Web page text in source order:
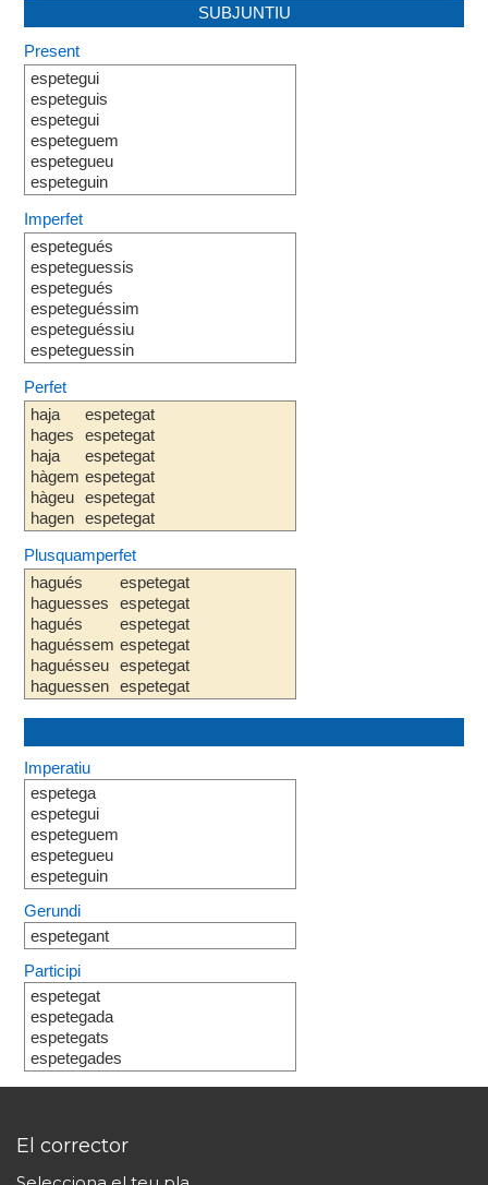
SUBJUNTIU
Present
espetegui
espeteguis
espetegui
espeteguem
espetegueu
espeteguin
Imperfet
espetegués
espeteguessis
espetegués
espeteguéssim
espeteguéssiu
espeteguessin
Perfet
haja
hages
haja
hàgem
hàgeu
hagen
espetegat
espetegat
espetegat
espetegat
espetegat
espetegat
Plusquamperfet
hagués
haguesses
hagués
haguéssem
haguésseu
haguessen
espetegat
espetegat
espetegat
espetegat
espetegat
espetegat
Imperatiu
espetega
espetegui
espeteguem
espetegueu
espeteguin
Gerundi
espetegant
Participi
espetegat
espetegada
espetegats
espetegades
El corrector